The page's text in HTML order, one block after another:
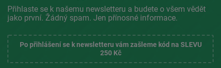
Přihlaste se k našemu newsletteru a budete o všem vědět
jako první. Žádný spam. Jen přínosné informace.
Po přihlášení se k newsletteru vám zašleme kód na SLEVU
250 Kč